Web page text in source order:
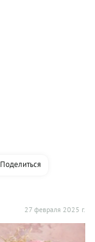
27 февраля 2025 г.
Поделиться